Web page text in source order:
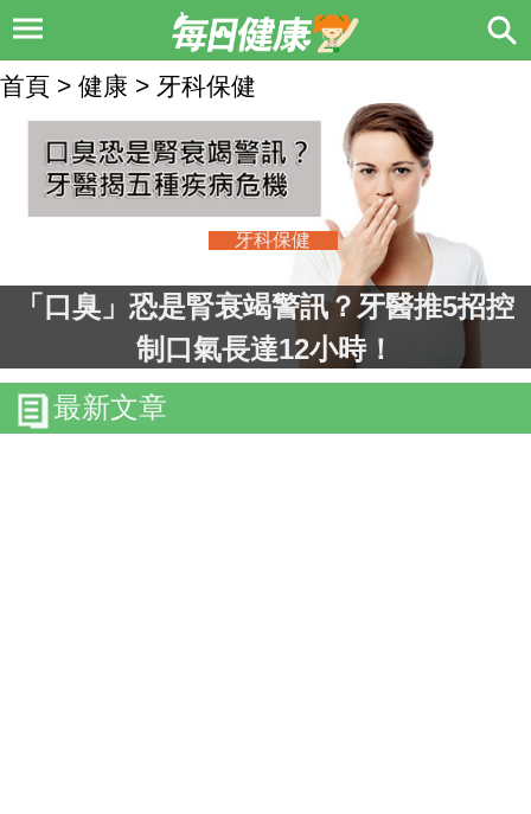
首頁 > 健康 > 牙科保健
牙科保健
「口臭」恐是腎衰竭警訊？牙醫推5招控
制口氣長達12小時！
最新文章